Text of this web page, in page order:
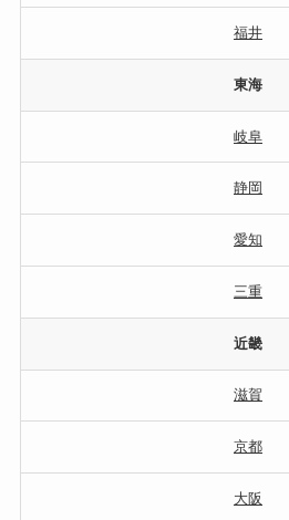
福井
東海
岐阜
静岡
愛知
三重
近畿
滋賀
京都
大阪